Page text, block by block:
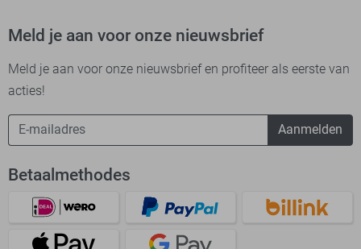
Meld je aan voor onze nieuwsbrief
Meld je aan voor onze nieuwsbrief en profiteer als eerste van
acties!
Aanmelden
Betaalmethodes